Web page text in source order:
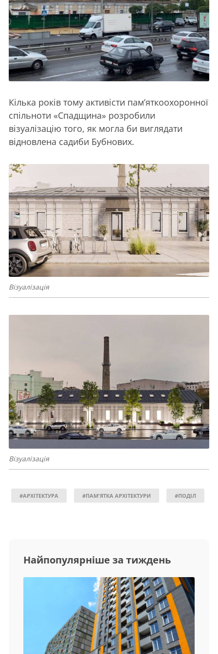
Кілька років тому активісти пам’яткоохоронної
спільноти «Спадщина» розробили
візуалізацію того, як могла би виглядати
відновлена садиби Бубнових.
Візуалізація
Візуалізація
#АРХІТЕКТУРА #ПАМ'ЯТКА АРХІТЕКТУРИ #ПОДІЛ
Найпопулярніше за тиждень